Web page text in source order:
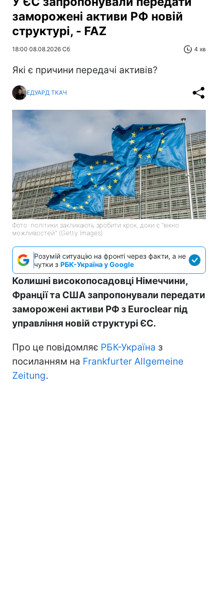
заморожені активи РФ новій
структурі, - FAZ
18:00 08.08.2026 Сб 4 хв
Які є причини передачі активів?
ЕДУАРД ТКАЧ
Фото: політики закликають зробити крок, доки є "вікно
можливостей" (Getty Images)
Розумій ситуацію на фронті через факти, а не
чутки з РБК-Україна у Google
Колишні високопосадовці Німеччини,
Франції та США запропонували передати
заморожені активи РФ з Euroclear під
управління новій структурі ЄС.
Про це повідомляє РБК-Україна з
посиланням на Frankfurter Allgemeine
Zeitung.